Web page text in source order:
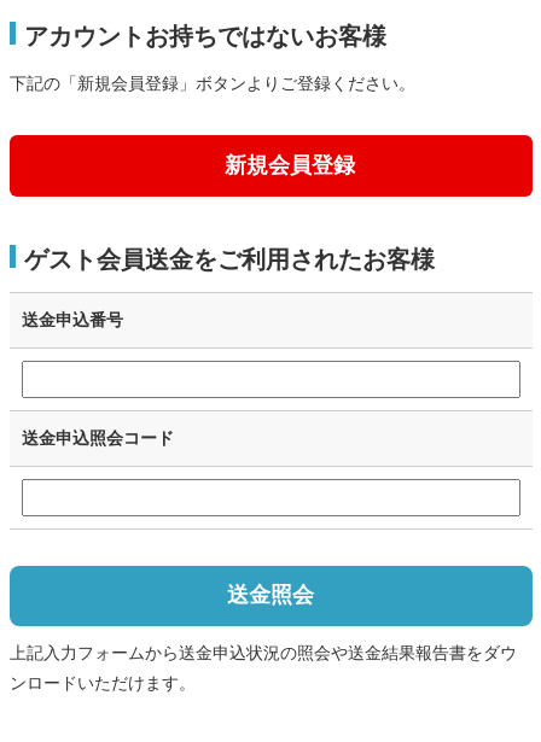
アカウントお持ちではないお客様
下記の「新規会員登録」ボタンよりご登録ください。
新規会員登録
ゲスト会員送金をご利用されたお客様
送金申込番号
送金申込照会コード
送金照会
上記入力フォームから送金申込状況の照会や送金結果報告書をダウ
ンロードいただけます。